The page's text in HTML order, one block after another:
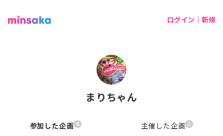
ログイン｜新規
まりちゃん
参加した企画 6 主催した企画 0